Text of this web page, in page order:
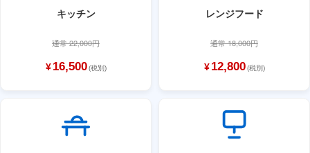
キッチン
通常 22,000円
¥ 16,500 (税別)
レンジフード
通常 18,000円
¥ 12,800 (税別)